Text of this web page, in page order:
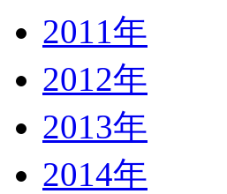
2011年
2012年
2013年
2014年